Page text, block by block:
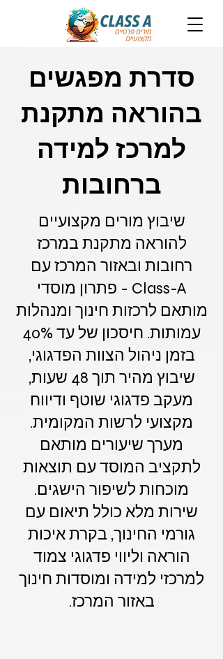
סדרת מפגשים
בהוראה מתקנת
למרכז למידה
ברחובות
שיבוץ מורים מקצועיים
להוראה מתקנת במרכז
רחובות ובאזור המרכז עם
Class-A - פתרון מוסדי
מותאם לרכזות חינוך ומנהלות
עמותות. חיסכון של עד 40%
בזמן ניהול הצוות הפדגוגי,
שיבוץ מהיר תוך 48 שעות,
מעקב פדגוגי שוטף ודיווח
מקצועי לרשות המקומית.
מערך שיעורים מותאם
לתקציב המוסד עם תוצאות
מוכחות לשיפור הישגים.
שירות מלא כולל תיאום עם
גורמי החינוך, בקרת איכות
הוראה וליווי פדגוגי צמוד
למרכזי למידה ומוסדות חינוך
באזור המרכז.